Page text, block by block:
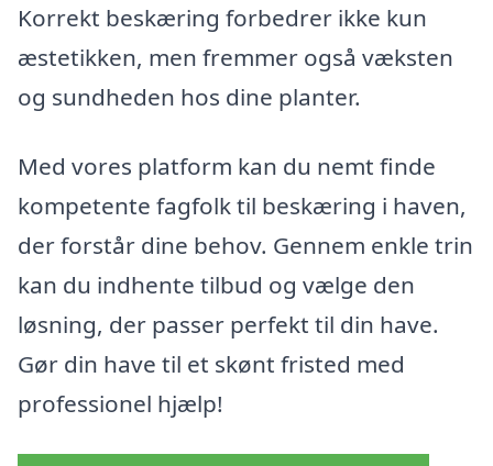
Korrekt beskæring forbedrer ikke kun
æstetikken, men fremmer også væksten
og sundheden hos dine planter.
Med vores platform kan du nemt finde
kompetente fagfolk til beskæring i haven,
der forstår dine behov. Gennem enkle trin
kan du indhente tilbud og vælge den
løsning, der passer perfekt til din have.
Gør din have til et skønt fristed med
professionel hjælp!